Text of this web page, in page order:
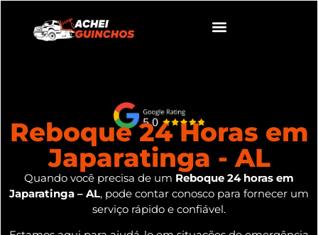
Reboque 24 Horas em
Japaratinga - AL
Quando você precisa de um Reboque 24 horas em
Japaratinga – AL, pode contar conosco para fornecer um
serviço rápido e confiável.